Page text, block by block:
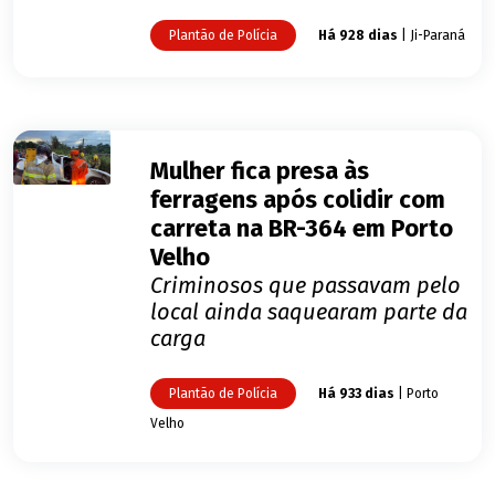
Plantão de Polícia Há 928 dias | Ji-Paraná
Mulher fica presa às
ferragens após colidir com
carreta na BR-364 em Porto
Velho
Criminosos que passavam pelo
local ainda saquearam parte da
carga
Plantão de Polícia Há 933 dias | Porto
Velho